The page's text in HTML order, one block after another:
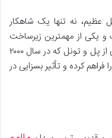
عظیم، نه تنها یک شاهکار
و یکی از مهمترین زیرساخت
های منطقه اورسوند است. این سازه ترکیبی از پل و تونل که در سال ۲۰۰۰
کرده و تأثیر بسزایی در